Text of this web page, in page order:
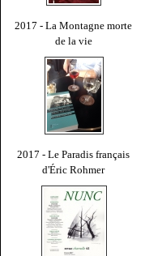
2017 - La Montagne morte
de la vie
2017 - Le Paradis français
d'Éric Rohmer